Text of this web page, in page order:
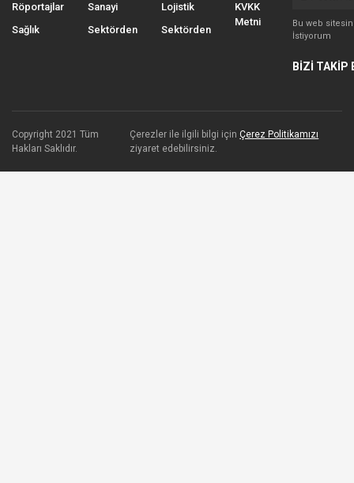
Röportajlar
Sağlık
Sanayi
Sektörden
Lojistik
Sektörden
KVKK
Metni
Bu web
İstiyorum
BİZİ TAKİP
Copyright 2021 Tüm
Hakları Saklıdır.
Çerezler ile ilgili bilgi içinÇerez Politikamızı
ziyaret edebilirsiniz.